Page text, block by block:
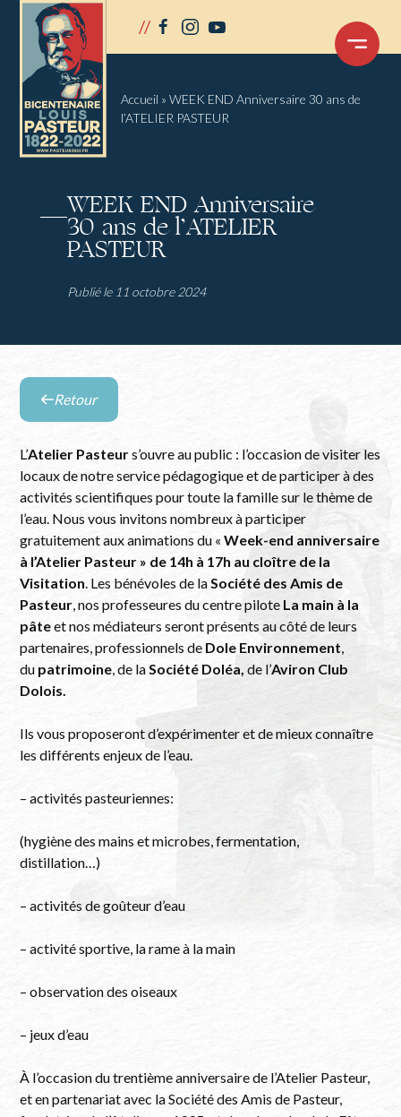
// facebook
instagram
youtube
OUVRIR
MENU
Accueil » WEEK END Anniversaire 30 ans de
l’ATELIER PASTEUR
WEEK END Anniversaire
30 ans de l’ATELIER
PASTEUR
Publié le 11 octobre 2024
Retour
la
liste
des
évènements
Retour
L’Atelier Pasteurs’ouvre au public : l’occasion de visiter les
locaux de notre service pédagogique et de participer à des
activités scientifiques pour toute la famille sur le thème de
l’eau. Nous vous invitons nombreux à participer
gratuitement aux animations du «Week-end anniversaire
à l’Atelier Pasteur » de 14h à 17h au cloître de la
Visitation. Les bénévoles de laSociété des Amis de
Pasteur, nos professeures du centre pilote La main à la
pâteet nos médiateurs seront présents au côté de leurs
partenaires, professionnels de Dole Environnement,
du patrimoine, de laSociété Doléa, de l’Aviron Club
Dolois.
Ils vous proposeront d’expérimenter et de mieux connaître
les différents enjeux de l’eau.
– activités pasteuriennes:
(hygiène des mains et microbes, fermentation,
distillation…)
– activités de goûteur d’eau
– activité sportive, la rame à la main
– observation des oiseaux
– jeux d’eau
À l’occasion du trentième anniversaire de l’Atelier Pasteur,
et en partenariat avec la Société des Amis de Pasteur,
Panneau de gestion des cookies